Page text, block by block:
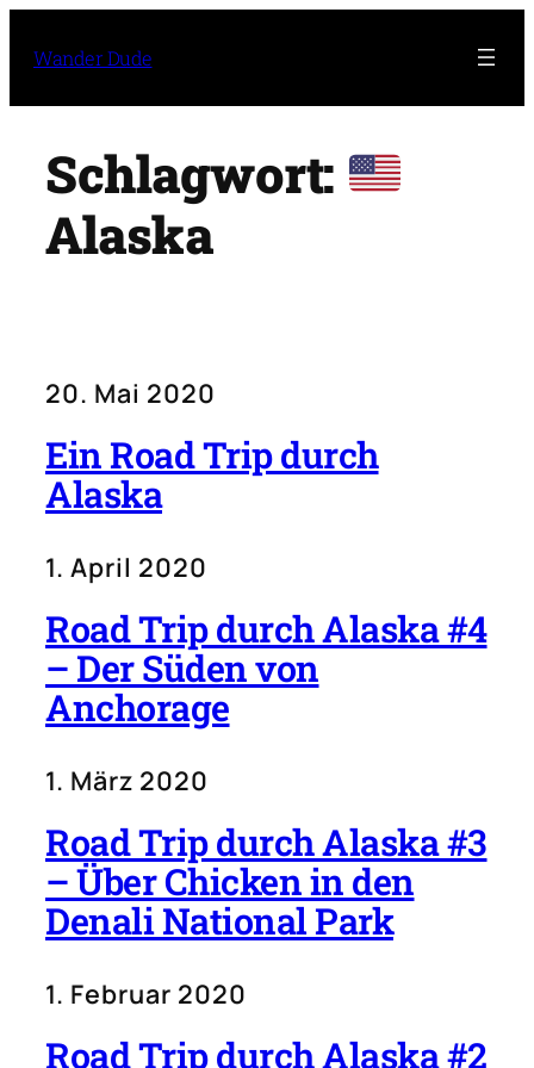
Inhalt
Wander Dude
Schlagwort:
Alaska
20. Mai 2020
Ein Road Trip durch
Alaska
1. April 2020
Road Trip durch Alaska #4
– Der Süden von
Anchorage
1. März 2020
Road Trip durch Alaska #3
– Über Chicken in den
Denali National Park
1. Februar 2020
Road Trip durch Alaska #2